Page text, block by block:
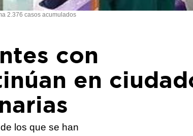
2.376 casos acumulados
con
en
los que se han